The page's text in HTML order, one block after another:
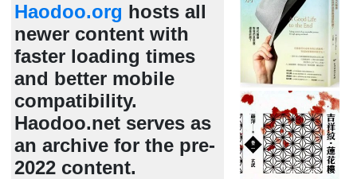
Haodoo.org hosts all
newer content with
faster loading times
and better mobile
compatibility.
Haodoo.net serves as
an archive for the pre-
2022 content.